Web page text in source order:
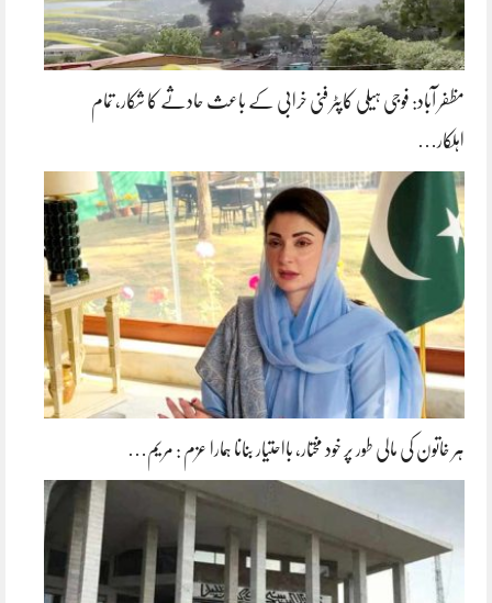
مظفر آباد: فوجی ہیلی کاپٹر فنی خرابی کے باعث حادثے کا شکار، تمام
اہلکار…
ہر خاتون کی مالی طور پر خود مختار، بااحتیار بنانا ہمارا عزم : مریم…